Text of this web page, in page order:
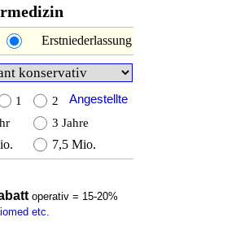
operativ = 15-20%
etc.
3 Jahre
7,5 Mio.
1 2
Erstniederlassung
Angestellte